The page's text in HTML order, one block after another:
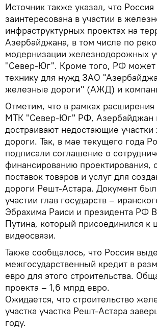
Источник также указал, что Россия
заинтересована в участии в
инфраструктурных проектах на
Азербайджана, в том числе по
модернизации железнодорожных
"Север-Юг". Кроме того, РФ может
технику для нужд ЗАО
железные дороги" (АЖД) и
Отметим, что в рамках
МТК "Север-Юг" РФ, Азербайджан
достраивают недостающие
дороги. Так, в мае текущего года
подписали соглашение о
финансированию проектирования,
поставок товаров и услуг для
дороги Решт-Астара. Документ
участии глав государств –
Эбрахима Раиси и президента РФ
Путина, который присоединился к
видеосвязи.
Также сообщалось, что Россия
межгосударственный кредит в
евро для этого строительства.
проекта – 1,6 млрд евро.
Ожидается, что строительство
участка участка Решт-Астара
году.